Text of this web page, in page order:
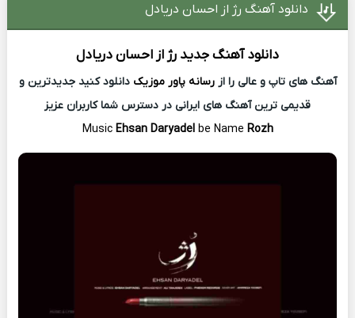
دانلود آهنگ رژ از احسان دریادل
دانلود آهنگ جدید رژ ازاحسان دریادل
آهنگ های تاپ و عالی را ازرسانه پاور موزیک دانلود کنید جدیدترین و
قدیمی ترین آهنگ های ایرانی در دسترس شما کاربران عزیز
MusicEhsan Daryadel be Name Rozh